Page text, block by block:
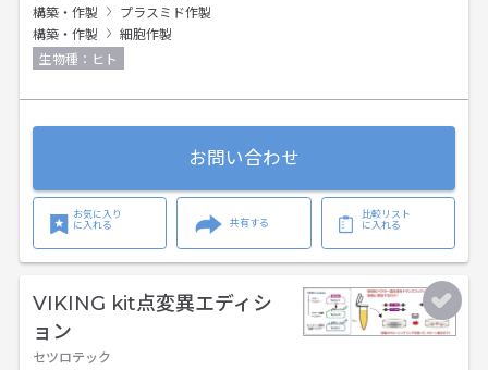
構築・作製
プラスミド作製
構築・作製
細胞作製
生物種：ヒト
お問い合わせ
お気に入り
に入れる
共有する
比較リスト
に入れる
VIKING kit点変異エディシ
ョン
セツロテック